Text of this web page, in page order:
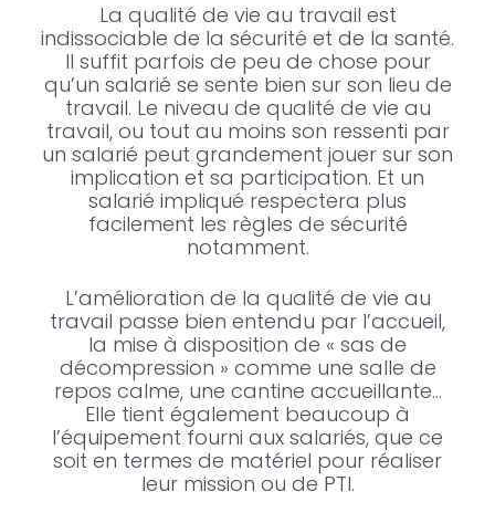
La qualité de vie au travail est
indissociable de la sécurité et de la santé.
Il suffit parfois de peu de chose pour
qu’un salarié se sente bien sur son lieu de
travail. Le niveau de qualité de vie au
travail, ou tout au moins son ressenti par
un salarié peut grandement jouer sur son
implication et sa participation. Et un
salarié impliqué respectera plus
facilement les règles de sécurité
notamment.
L’amélioration de la qualité de vie au
travail passe bien entendu par l’accueil,
la mise à disposition de « sas de
décompression » comme une salle de
repos calme, une cantine accueillante…
Elle tient également beaucoup à
l’équipement fourni aux salariés, que ce
soit en termes de matériel pour réaliser
leur mission ou de PTI.